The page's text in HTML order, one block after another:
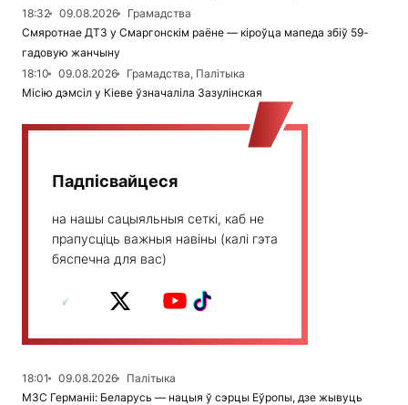
18:32
09.08.2026
Грамадства
Смяротнае ДТЗ у Смаргонскім раёне — кіроўца мапеда збіў 59-
гадовую жанчыну
18:10
09.08.2026
Грамадства, Палітыка
Місію дэмсіл у Кіеве ўзначаліла Зазулінская
Падпісвайцеся
на нашы сацыяльныя сеткі, каб не
прапусціць важныя навіны (калі гэта
бяспечна для вас)
18:01 09.08.2026
Палітыка
МЗС Германіі: Беларусь — нацыя ў сэрцы Еўропы, дзе жывуць